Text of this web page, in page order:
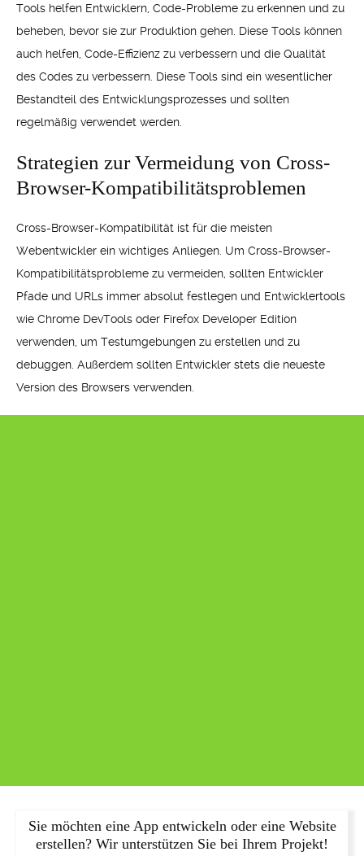
Tools helfen Entwicklern, Code-Probleme zu erkennen und zu
beheben, bevor sie zur Produktion gehen. Diese Tools können
auch helfen, Code-Effizienz zu verbessern und die Qualität
des Codes zu verbessern. Diese Tools sind ein wesentlicher
Bestandteil des Entwicklungsprozesses und sollten
regelmäßig verwendet werden.
Strategien zur Vermeidung von Cross-
Browser-Kompatibilitätsproblemen
Cross-Browser-Kompatibilität ist für die meisten
Webentwickler ein wichtiges Anliegen. Um Cross-Browser-
Kompatibilitätsprobleme zu vermeiden, sollten Entwickler
Pfade und URLs immer absolut festlegen und Entwicklertools
wie Chrome DevTools oder Firefox Developer Edition
verwenden, um Testumgebungen zu erstellen und zu
debuggen. Außerdem sollten Entwickler stets die neueste
Version des Browsers verwenden.
Sie möchten eine App entwickeln oder eine Website
erstellen? Wir unterstützen Sie bei Ihrem Projekt!